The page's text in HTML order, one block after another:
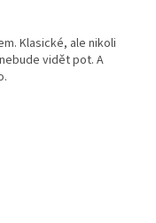
Klasické, ale nikoli
vidět pot. A